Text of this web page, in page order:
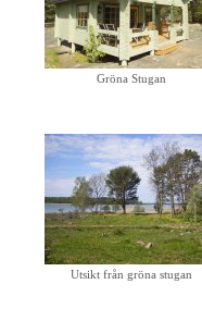
Gröna Stugan
Utsikt från gröna stugan